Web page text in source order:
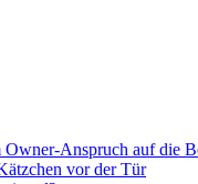
Anspruch auf die
vor der Tür